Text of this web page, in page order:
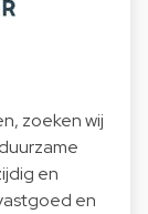
zoeken wij
en
en